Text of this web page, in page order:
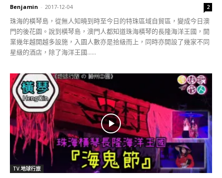
Benjamin - 2017-12-04 2
珠海的橫琴島，從無人知曉到時至今日的特珠區域自貿區，變成今日澳
門的後花園。說到橫琴島，澳門人都知道珠海橫琴的長隆海洋王國，開
業幾年越開越多設施，入園人數亦是拾級而上，同時亦開設了幾家不同
星級的酒店，除了海洋王國......
TV.地球行旅